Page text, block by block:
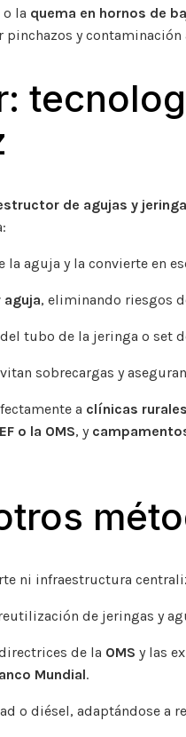
o la quema en hornos de
y
de agujas y
la aguja y la convierte en
, eliminando riesgos
tubo de la jeringa o set
sobrecargas y
a clínicas rurales
o la OMS, y
ni infraestructura
de jeringas y
de la OMS y las
Mundial.
o diésel, adaptándose a